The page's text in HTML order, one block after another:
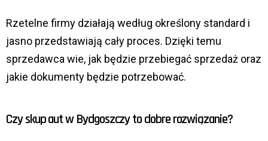
Rzetelne firmy działają według określony standard i
jasno przedstawiają cały proces. Dzięki temu
sprzedawca wie, jak będzie przebiegać sprzedaż oraz
jakie dokumenty będzie potrzebować.
Czy skup aut w Bydgoszczy to dobre rozwiązanie?